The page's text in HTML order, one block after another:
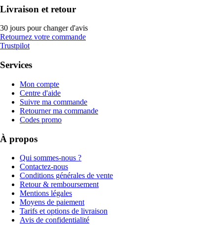
Livraison et retour
30 jours pour changer d'avis
Retournez votre commande
Trustpilot
Services
Mon compte
Centre d'aide
Suivre ma commande
Retourner ma commande
Codes promo
À propos
Qui sommes-nous ?
Contactez-nous
Conditions générales de vente
Retour & remboursement
Mentions légales
Moyens de paiement
Tarifs et options de livraison
Avis de confidentialité